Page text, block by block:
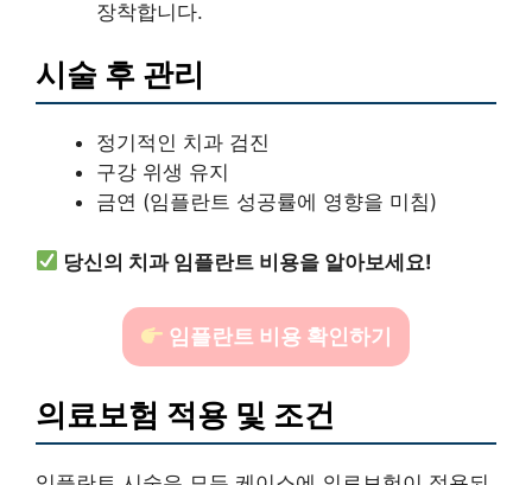
장착합니다.
시술 후 관리
정기적인 치과 검진
구강 위생 유지
금연 (임플란트 성공률에 영향을 미침)
당신의 치과 임플란트 비용을 알아보세요!
임플란트 비용 확인하기
의료보험 적용 및 조건